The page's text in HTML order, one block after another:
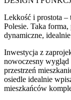
Lekkość i prostota
Polesie. Taka forma,
dynamiczne,
Inwestycja z
nowoczesny
przestrzeń
osiedle idealnie
mieszkańców